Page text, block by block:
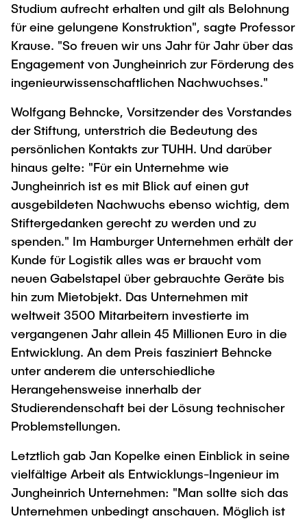
Studium aufrecht erhalten und gilt als Belohnung
für eine gelungene Konstruktion", sagte Professor
Krause. "So freuen wir uns Jahr für Jahr über das
Engagement von Jungheinrich zur Förderung des
ingenieurwissenschaftlichen Nachwuchses."
Wolfgang Behncke, Vorsitzender des Vorstandes
der Stiftung, unterstrich die Bedeutung des
persönlichen Kontakts zur TUHH. Und darüber
hinaus gelte: "Für ein Unternehme wie
Jungheinrich ist es mit Blick auf einen gut
ausgebildeten Nachwuchs ebenso wichtig, dem
Stiftergedanken gerecht zu werden und zu
spenden." Im Hamburger Unternehmen erhält der
Kunde für Logistik alles was er braucht vom
neuen Gabelstapel über gebrauchte Geräte bis
hin zum Mietobjekt. Das Unternehmen mit
weltweit 3500 Mitarbeitern investierte im
vergangenen Jahr allein 45 Millionen Euro in die
Entwicklung. An dem Preis fasziniert Behncke
unter anderem die unterschiedliche
Herangehensweise innerhalb der
Studierendenschaft bei der Lösung technischer
Problemstellungen.
Letztlich gab Jan Kopelke einen Einblick in seine
vielfältige Arbeit als Entwicklungs-Ingenieur im
Jungheinrich Unternehmen: "Man sollte sich das
Unternehmen unbedingt anschauen. Möglich ist